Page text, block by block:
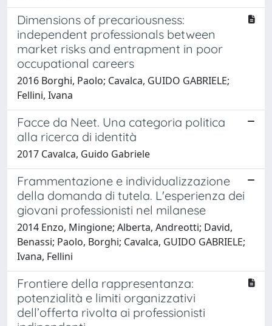
Dimensions of precariousness:
independent professionals between
market risks and entrapment in poor
occupational careers
2016 Borghi, Paolo; Cavalca, GUIDO GABRIELE;
Fellini, Ivana
Facce da Neet. Una categoria politica
alla ricerca di identità
2017 Cavalca, Guido Gabriele
Frammentazione e individualizzazione
della domanda di tutela. L'esperienza dei
giovani professionisti nel milanese
2014 Enzo, Mingione; Alberta, Andreotti; David,
Benassi; Paolo, Borghi; Cavalca, GUIDO GABRIELE;
Ivana, Fellini
Frontiere della rappresentanza:
potenzialità e limiti organizzativi
dell’offerta rivolta ai professionisti